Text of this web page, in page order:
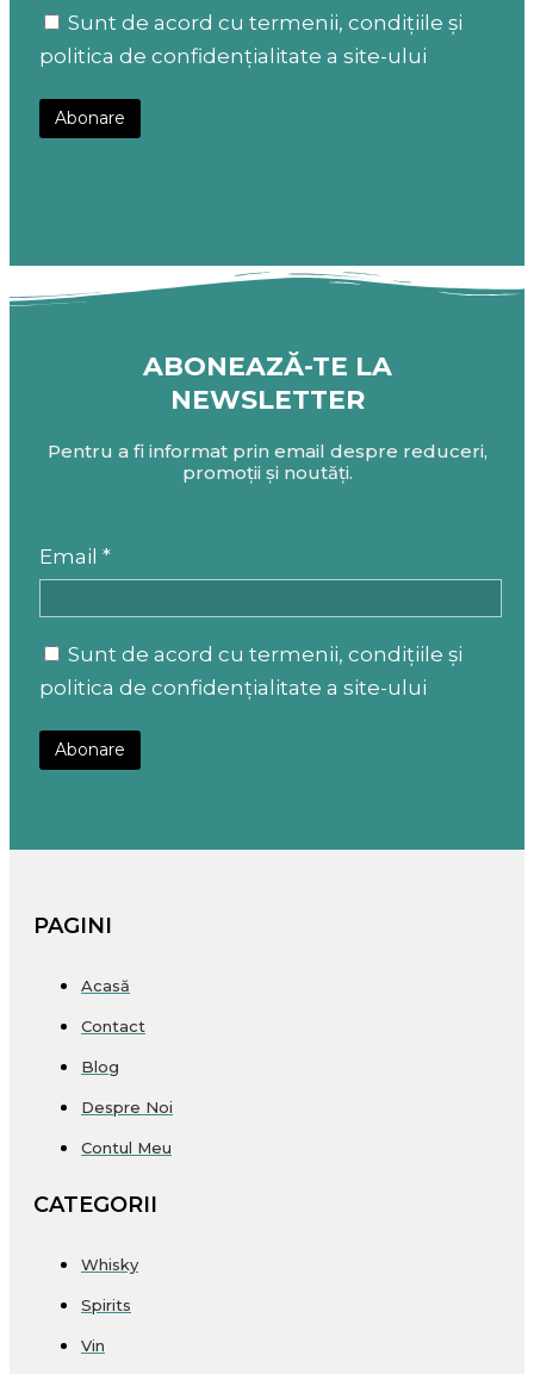
Sunt de acord cu termenii, condițiile și
politica de confidențialitate a site-ului
ABONEAZĂ-TE LA
NEWSLETTER
Pentru a fi informat prin email despre reduceri,
promoții și noutăți.
Email *
Sunt de acord cu termenii, condițiile și
politica de confidențialitate a site-ului
PAGINI
Acasă
Contact
Blog
Despre Noi
Contul Meu
CATEGORII
Whisky
Spirits
Vin